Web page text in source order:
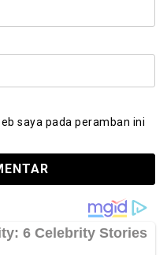
saya pada peramban ini